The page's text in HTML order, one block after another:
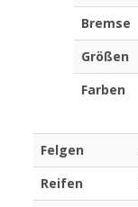
Bremse
Größen
Farben
Felgen
Reifen